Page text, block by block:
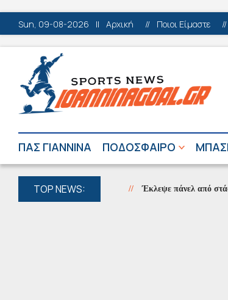
Sun, 09-08-2026 || Αρχική // Ποιοι Είμαστε //
ΠΑΣ ΓΙΑΝΝΙΝΑ ΠΟΔΟΣΦΑΙΡΟ
TOP NEWS: Έκλεψε πάνελ από στάση //